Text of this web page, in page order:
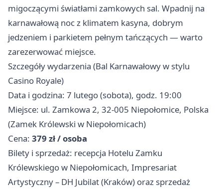
migoczącymi światłami zamkowych sal. Wpadnij na
karnawałową noc z klimatem kasyna, dobrym
jedzeniem i parkietem pełnym tańczących — warto
zarezerwować miejsce.
Szczegóły wydarzenia (Bal Karnawałowy w stylu
Casino Royale)
Data i godzina: 7 lutego (sobota), godz. 19:00
Miejsce: ul. Zamkowa 2, 32-005 Niepołomice, Polska
(Zamek Królewski w Niepołomicach)
Cena: 379 zł / osoba
Bilety i sprzedaż: recepcja Hotelu Zamku
Królewskiego w Niepołomicach, Impresariat
Artystyczny – DH Jubilat (Kraków) oraz sprzedaż